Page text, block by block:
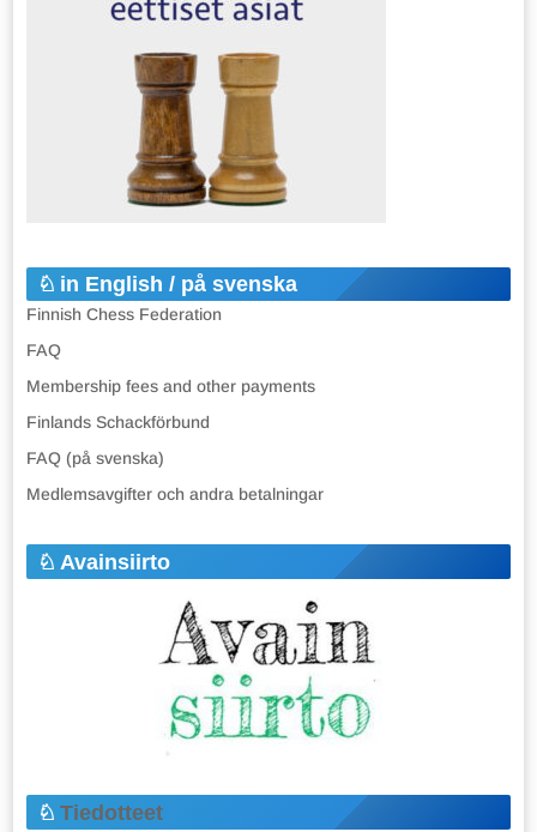
in English / på svenska
Finnish Chess Federation
FAQ
Membership fees and other payments
Finlands Schackförbund
FAQ (på svenska)
Medlemsavgifter och andra betalningar
Avainsiirto
Tiedotteet